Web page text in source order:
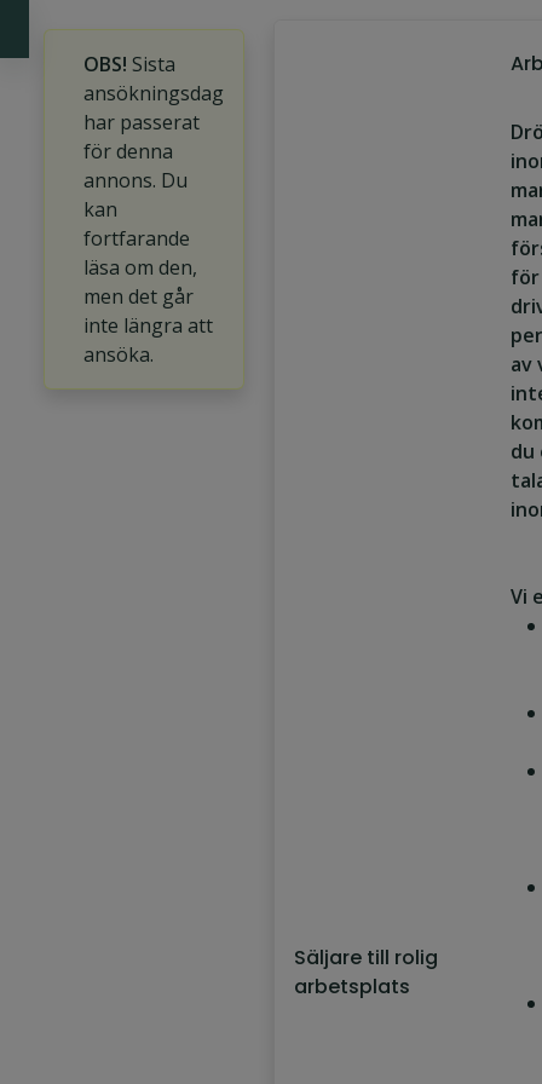
OBS! Sista
ansökningsdag
har passerat
för denna
annons. Du
kan
fortfarande
läsa om den,
men det går
inte längra att
ansöka.
Säljare till rolig
arbetsplats
för
av
du
Vi